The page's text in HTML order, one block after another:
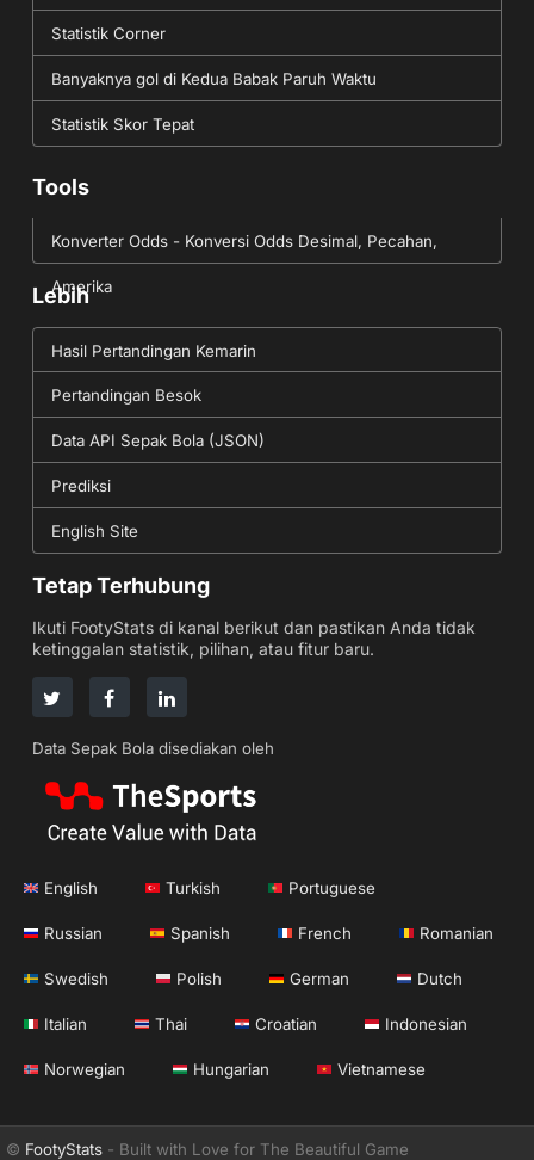
Statistik Corner
Banyaknya gol di Kedua Babak Paruh Waktu
Statistik Skor Tepat
Tools
Konverter Odds - Konversi Odds Desimal, Pecahan,
Amerika
Lebih
Hasil Pertandingan Kemarin
Pertandingan Besok
Data API Sepak Bola (JSON)
Prediksi
English Site
Tetap Terhubung
Ikuti FootyStats di kanal berikut dan pastikan Anda tidak
ketinggalan statistik, pilihan, atau fitur baru.
Data Sepak Bola disediakan oleh
English Turkish Portuguese
Russian Spanish French Romanian
Swedish Polish German Dutch
Italian Thai Croatian Indonesian
Norwegian Hungarian Vietnamese
© FootyStats - Built with Love for The Beautiful Game